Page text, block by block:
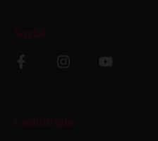
Social
L’editoriale